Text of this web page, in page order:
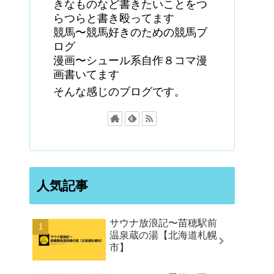
きなものなど書きたいことをつ
らつらと書き殴ってます
競馬〜競馬好きのための競馬ブ
ログ
漫画〜シュール系自作８コマ漫
画書いてます
そんな感じのブログです。
人気記事
サウナ放浪記〜苗穂駅前
温泉蔵の湯【北海道札幌
市】